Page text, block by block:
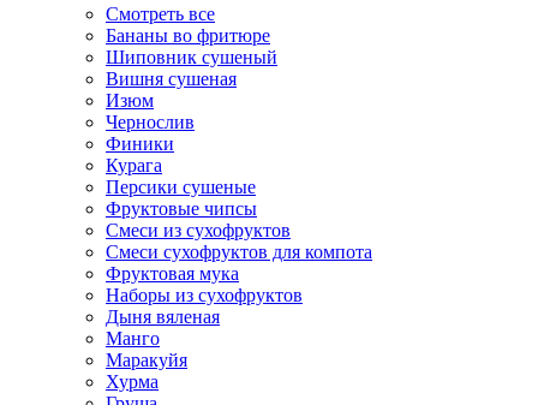
Смотреть все
Бананы во фритюре
Шиповник сушеный
Вишня сушеная
Изюм
Чернослив
Финики
Курага
Персики сушеные
Фруктовые чипсы
Смеси из сухофруктов
Смеси сухофруктов для компота
Фруктовая мука
Наборы из сухофруктов
Дыня вяленая
Манго
Маракуйя
Хурма